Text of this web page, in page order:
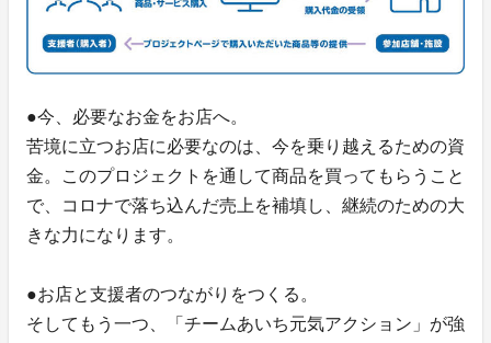
●今、必要なお金をお店へ。
苦境に立つお店に必要なのは、今を乗り越えるための資
金。このプロジェクトを通して商品を買ってもらうこと
で、コロナで落ち込んだ売上を補填し、継続のための大
きな力になります。
●お店と支援者のつながりをつくる。
そしてもう一つ、「チームあいち元気アクション」が強